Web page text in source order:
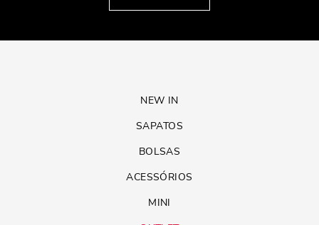
NEW IN
SAPATOS
BOLSAS
ACESSÓRIOS
MINI